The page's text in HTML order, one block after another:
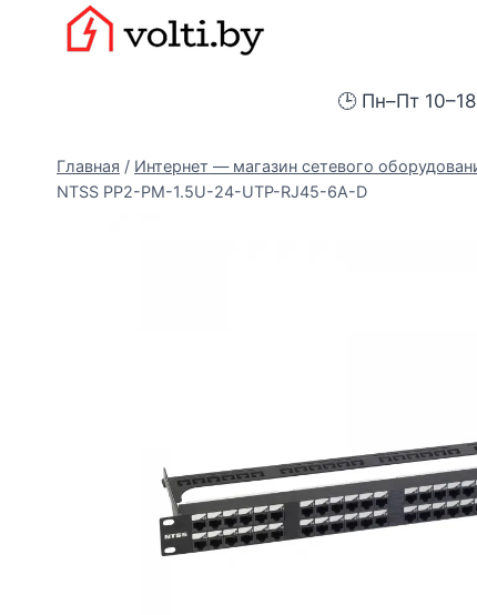
Перейти
🕒 Пн–Пт 10–18
Главная / Интернет — магазин сетевого
NTSS PP2-PM-1.5U-24-UTP-RJ45-6A-D